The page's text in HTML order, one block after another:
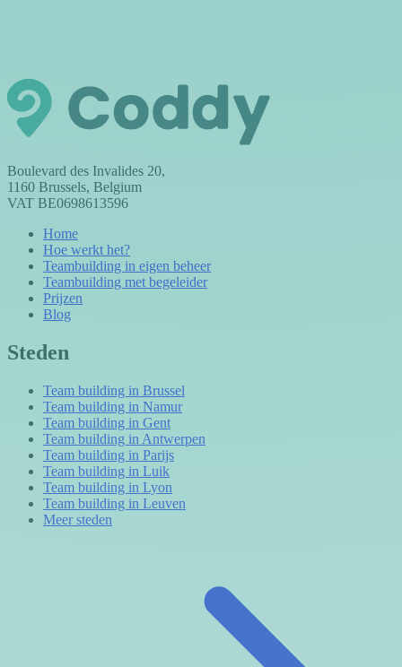
Boulevard des Invalides 20,
1160 Brussels, Belgium
VAT BE0698613596
Home
Hoe werkt het?
Teambuilding in eigen beheer
Teambuilding met begeleider
Prijzen
Blog
Steden
Team building in Brussel
Team building in Namur
Team building in Gent
Team building in Antwerpen
Team building in Parijs
Team building in Luik
Team building in Lyon
Team building in Leuven
Meer steden